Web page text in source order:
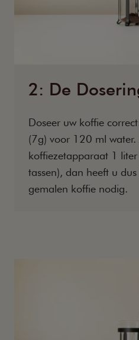
2: De
Doseer uw koffie
(7g) voor 120 ml water.
koffiezetapparaat 1
tassen), dan heeft u
gemalen koffie nodig.